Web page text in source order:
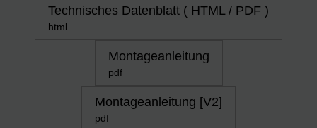
Technisches Datenblatt ( HTML / PDF )
html
Montageanleitung
pdf
Montageanleitung [V2]
pdf